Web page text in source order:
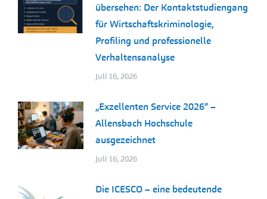
übersehen: Der Kontaktstudiengang
für Wirtschaftskriminologie,
Profiling und professionelle
Verhaltensanalyse
Juli 16, 2026
„Exzellenten Service 2026“ –
Allensbach Hochschule
ausgezeichnet
Juli 16, 2026
Die ICESCO – eine bedeutende